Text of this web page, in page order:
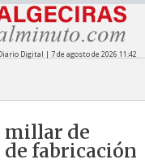
Digital | 7 de agosto de 2026 11:42
millar de
fabricación